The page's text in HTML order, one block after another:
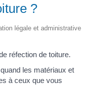
?
légale et administrative
réfection de toiture.
les matériaux et
à ceux que vous